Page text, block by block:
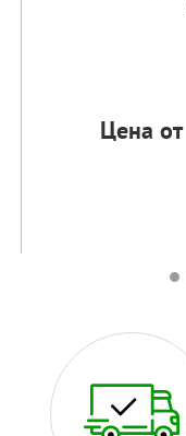
Цена от